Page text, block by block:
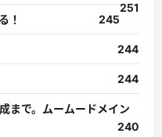
251
！
245
244
244
まで。ムームードメイン
240